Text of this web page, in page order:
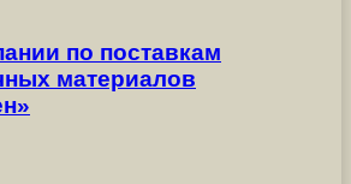
по поставкам
материалов